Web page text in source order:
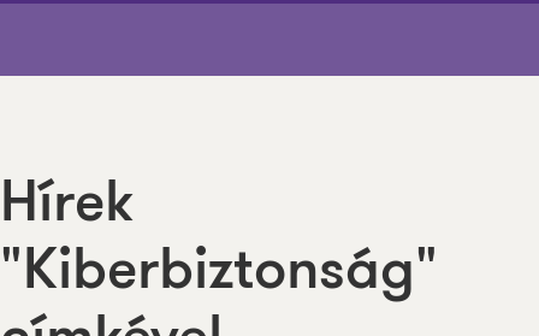
Hírek
"Kiberbiztonság"